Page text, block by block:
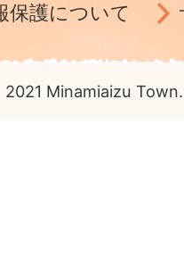
保護について
Minamiaizu